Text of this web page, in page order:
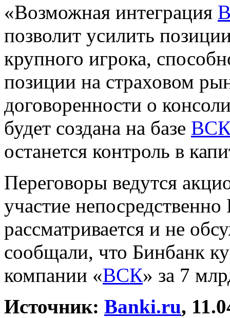
«Возможная интеграция
позволит усилить
крупного игрока,
позиции на страховом
договоренности о
будет создана на базе
останется контроль в
Переговоры ведутся
участие
рассматривается и не
сообщали, что Бинбанк
компании «ВСК» за 7
Источник: Banki.ru,